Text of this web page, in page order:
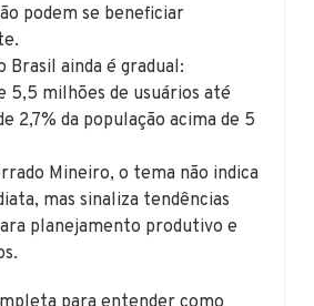
podem se beneficiar
Brasil ainda é gradual:
5,5 milhões de usuários até
2,7% da população acima de 5
Mineiro, o tema não indica
mas sinaliza tendências
planejamento produtivo e